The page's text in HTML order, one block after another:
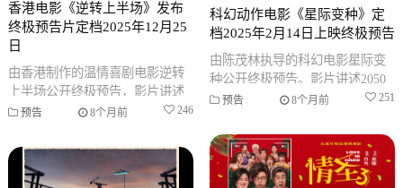
香港电影《逆转上半场》发布
终极预告片定档2025年12月25
日
由香港制作的温情喜剧电影逆转
上半场公开终极预告，影片讲述
破产精英希文与基层青少年组建
2025年
预告 8个月前 246
科幻动作电影《星际变种》定
档2025年2月14日上映终极预告
由陈茂林执导的科幻电影星际变
种公开终极预告。影片讲述2050
年太空船捕获外星生物后引发的
验
预告 8个月前 251